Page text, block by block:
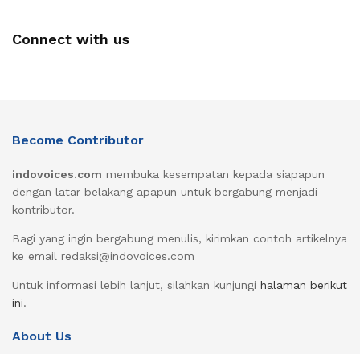
Connect with us
Become Contributor
indovoices.com membuka kesempatan kepada siapapun
dengan latar belakang apapun untuk bergabung menjadi
kontributor.
Bagi yang ingin bergabung menulis, kirimkan contoh artikelnya
ke email redaksi@indovoices.com
Untuk informasi lebih lanjut, silahkan kunjungi halaman berikut
ini.
About Us